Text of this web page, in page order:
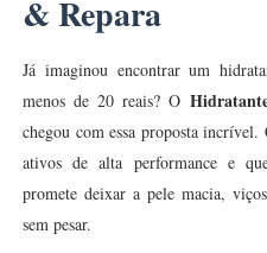
& Repara
Já imaginou encontrar um
menos de 20 reais? O
chegou com essa proposta
ativos de alta performance e
promete deixar a pele macia,
sem pesar.